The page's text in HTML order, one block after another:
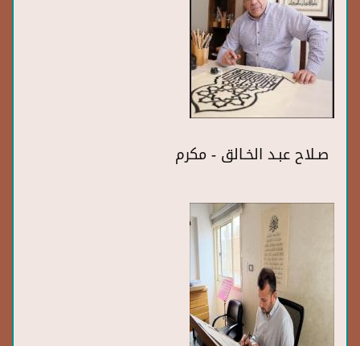
صـلاح عبـد الخـالق - مكرم